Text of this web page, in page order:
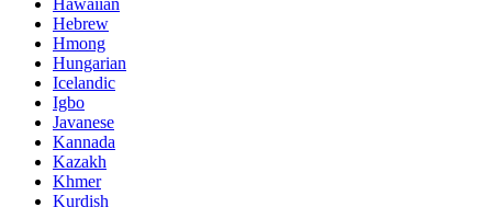
Hawaiian
Hebrew
Hmong
Hungarian
Icelandic
Igbo
Javanese
Kannada
Kazakh
Khmer
Kurdish